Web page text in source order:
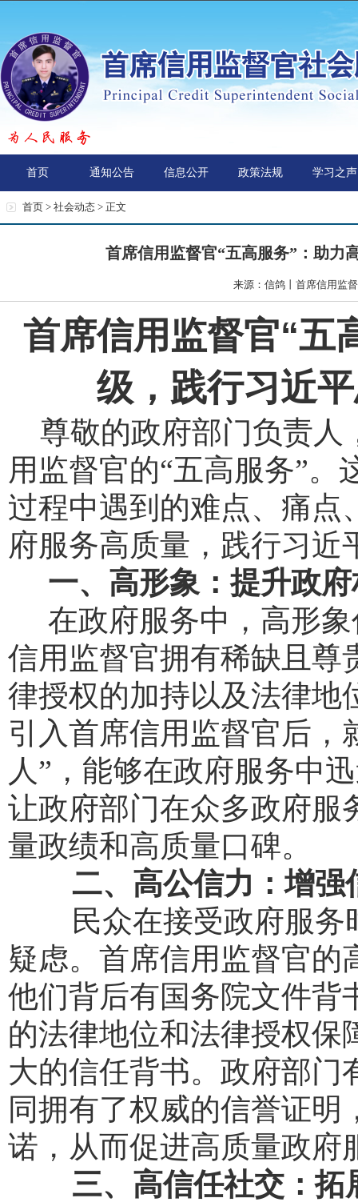
首页 通知公告 信息公开 政策法规 学习之声
首页 > 社会动态 > 正文
首席信用监督官“五高服务”：助力
来源：信鸽丨首席信用监
首席信用监督官“五
级，践行习近
尊敬的政府部门负责人
用监督官的“五高服务”
过程中遇到的难点、痛点
府服务高质量，践行习近
一、高形象：提升政
在政府服务中，高形象
信用监督官拥有稀缺且尊
律授权的加持以及法律地
引入首席信用监督官后，
人”，能够在政府服务中
让政府部门在众多政府服
量政绩和高质量口碑。
二、高公信力：增强
民众在接受政府服务
疑虑。首席信用监督官的
他们背后有国务院文件背
的法律地位和法律授权保
大的信任背书。政府部门
同拥有了权威的信誉证
诺，从而促进高质量政府
三、高信任社交：